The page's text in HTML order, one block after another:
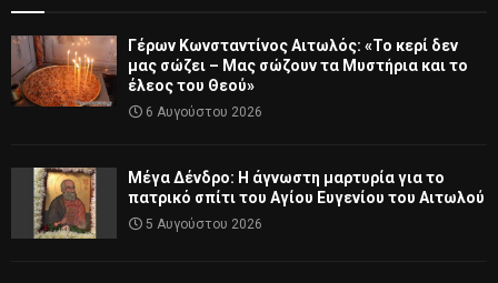
Γέρων Κωνσταντίνος Αιτωλός: «Το κερί δεν
μας σώζει – Μας σώζουν τα Μυστήρια και το
έλεος του Θεού»
6 Αυγούστου 2026
Μέγα Δένδρο: Η άγνωστη μαρτυρία για το
πατρικό σπίτι του Αγίου Ευγενίου του Αιτωλού
5 Αυγούστου 2026